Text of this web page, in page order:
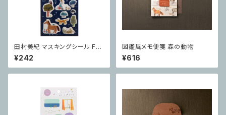
田村美紀 マスキングシール For
est
¥242
図鑑風メモ便箋 森の動物
¥616